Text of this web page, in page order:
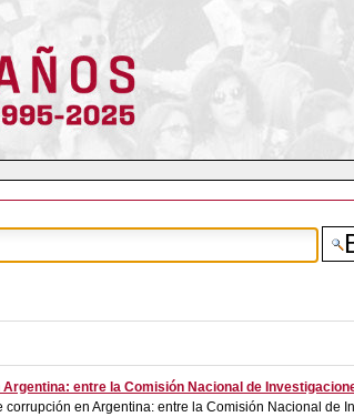
entre la Comisión Nacional de
en Argentina: entre la Comisión Nacional de